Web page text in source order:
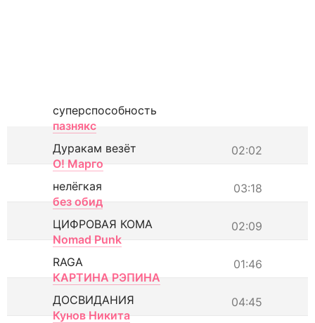
суперспособность
пазнякс
02:02
Дуракам везёт
О! Марго
03:18
нелёгкая
без обид
02:09
ЦИФРОВАЯ КОМА
Nomad Punk
01:46
RAGA
КАРТИНА РЭПИНА
04:45
ДОСВИДАНИЯ
Кунов Никита